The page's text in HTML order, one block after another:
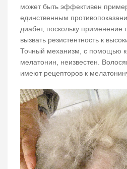
может быть эффективен
единственным
диабет, поскольку применение
вызвать резистентность к
Точный механизм, с помощью
мелатонин, неизвестен.
имеют рецепторов к